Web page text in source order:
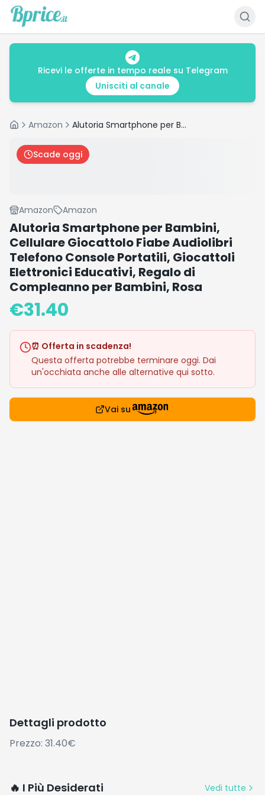
Ricevi le offerte in tempo reale su Telegram
Unisciti al canale
HomeAmazon Alutoria Smartphone per Bambini, Cellulare Giocattolo Fiabe Audiolibri Telefono Console Portatili, Giocattoli Elettronici Educativi, Regalo di Compleanno per Bambini, Rosa
Scade oggi
Amazon Amazon
Alutoria Smartphone per Bambini,
Cellulare Giocattolo Fiabe Audiolibri
Telefono Console Portatili, Giocattoli
Elettronici Educativi, Regalo di
Compleanno per Bambini, Rosa
€31.40
⏰ Offerta in scadenza!
Questa offerta potrebbe terminare oggi. Dai
un'occhiata anche alle alternative qui sotto.
Vai su
Dettagli prodotto
Prezzo: 31.40€
🔥 I Più Desiderati
Vedi tutte